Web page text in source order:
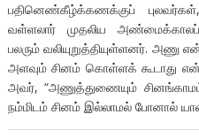
பதினெண்கீழ்க்கணக்குப்
வள்ளலார் முதலிய
பலரும் வலியுறுத்தியுள்ளனர்.
அளவும் சினம் கொள்ளக் கூடாது
அவர், “அணுத்துணையும்
நம்மிடம் சினம் இல்லாமல் போனால்